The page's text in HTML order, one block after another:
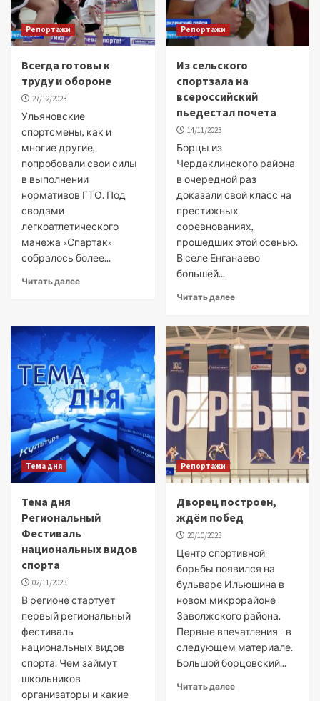
Репортажи
Всегда готовы к
труду и обороне
27/12/2023
Ульяновские
спортсмены, как и
многие другие,
попробовали свои силы
в выполнении
нормативов ГТО. Под
сводами
легкоатлетического
манежа «Спартак»
собралось более...
Читать далее
Репортажи
Из сельского
спортзала на
всероссийский
пьедестал почета
14/11/2023
Борцы из
Чердаклинского района
в очередной раз
доказали свой класс на
престижных
соревнованиях,
прошедших этой осенью.
В селе Енганаево
большей...
Читать далее
Тема дня
Тема дня
Региональный
Фестиваль
национальных видов
спорта
02/11/2023
В регионе стартует
первый региональный
фестиваль
национальных видов
спорта. Чем займут
школьников
организаторы и какие
Репортажи
Дворец построен,
ждём побед
20/10/2023
Центр спортивной
борьбы появился на
бульваре Ильюшина в
новом микрорайоне
Заволжского района.
Первые впечатления - в
следующем материале.
Большой борцовский...
Читать далее